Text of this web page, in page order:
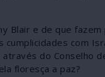
Blair e de que
com
do Conselho
floresça a paz?